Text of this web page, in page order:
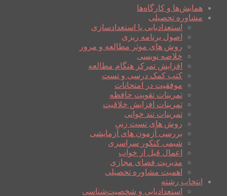
همایش‌ها و کارگاه‌ها
مشاوره تحصیلی
استعدادیابی یا استعدادسازی
اصول برنامه ریزی
روش های موثر مطالعه و مرور
خلاصه نویسی
افزایش تمرکز هنگام مطالعه
کتب کمک درسی و تست
موفقیت در امتحانات
تمرینات تقویت حافظه
تمرینات افزایش خلاقیت
تمرینات تند خوانی
روش های تست زنی
بررسی آزمون های آزمایشی
شیمی کنکور سراسری
اعمال قبل از خواب
مدیریت فضای مجازی
اهمیت مشاوره تحصیلی
انتخاب رشته
استعدادیابی و شخصیت‌شناسی